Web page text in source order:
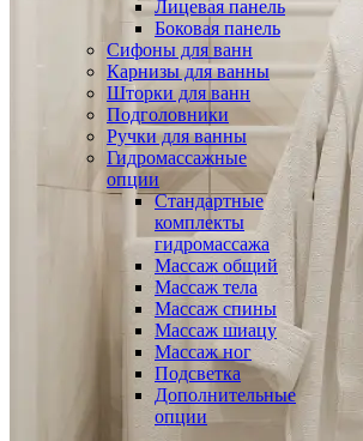
Лицевая панель
Боковая панель
Сифоны для ванн
Карнизы для ванны
Шторки для ванн
Подголовники
Ручки для ванны
Гидромассажные
опции
Стандартные
комплекты
гидромассажа
Массаж общий
Массаж тела
Массаж спины
Массаж шиацу
Массаж ног
Подсветка
Дополнительные
опции